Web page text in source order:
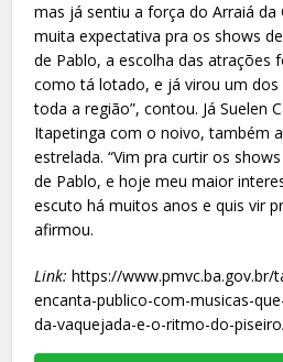
mas já sentiu a força do Arraiá da
muita expectativa pra os shows
de Pablo, a escolha das atrações
como tá lotado, e já virou um dos
toda a região”, contou. Já Suelen
Itapetinga com o noivo, também
estrelada. “Vim pra curtir os
de Pablo, e hoje meu maior
escuto há muitos anos e quis vir
afirmou.
Link: https://www.pmvc.ba.gov.br/
encanta-publico-com-musicas-
da-vaquejada-e-o-ritmo-do-